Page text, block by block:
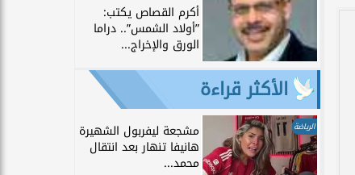
أكرم القصاص يكتب:
”أولاد الشمس”.. دراما
الورق والإخراج...
الأكثر قراءة
الرياضة مشجعة ليفربول الشهيرة
هانيفا تنهار بعد انتقال
محمد...